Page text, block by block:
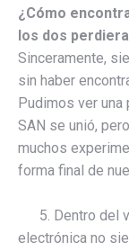
¿Cómo
los dos
Sinceramente,
sin haber
Pudimos ver
SAN se unió,
muchos
forma final de
5. Dentro del
electrónica no